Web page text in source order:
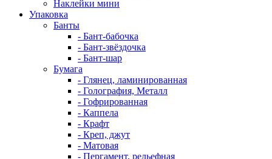
Наклейки мини
Упаковка
Банты
- Бант-бабочка
- Бант-звёздочка
- Бант-шар
Бумага
- Глянец, ламинированная
- Голография, Металл
- Гофрированная
- Каппела
- Крафт
- Креп, джут
- Матовая
- Пергамент, рельефная